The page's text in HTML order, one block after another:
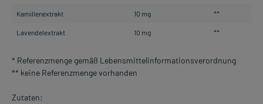
Kamillenextrakt 10 mg **
Lavendelextrakt 10 mg **
* Referenzmenge gemäß Lebensmittelinformationsverordnung
** keine Referenzmenge vorhanden
Zutaten: